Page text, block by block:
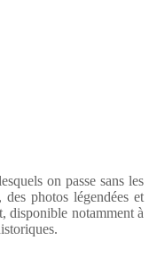
on passe sans les
photos légendées et
disponible notamment à